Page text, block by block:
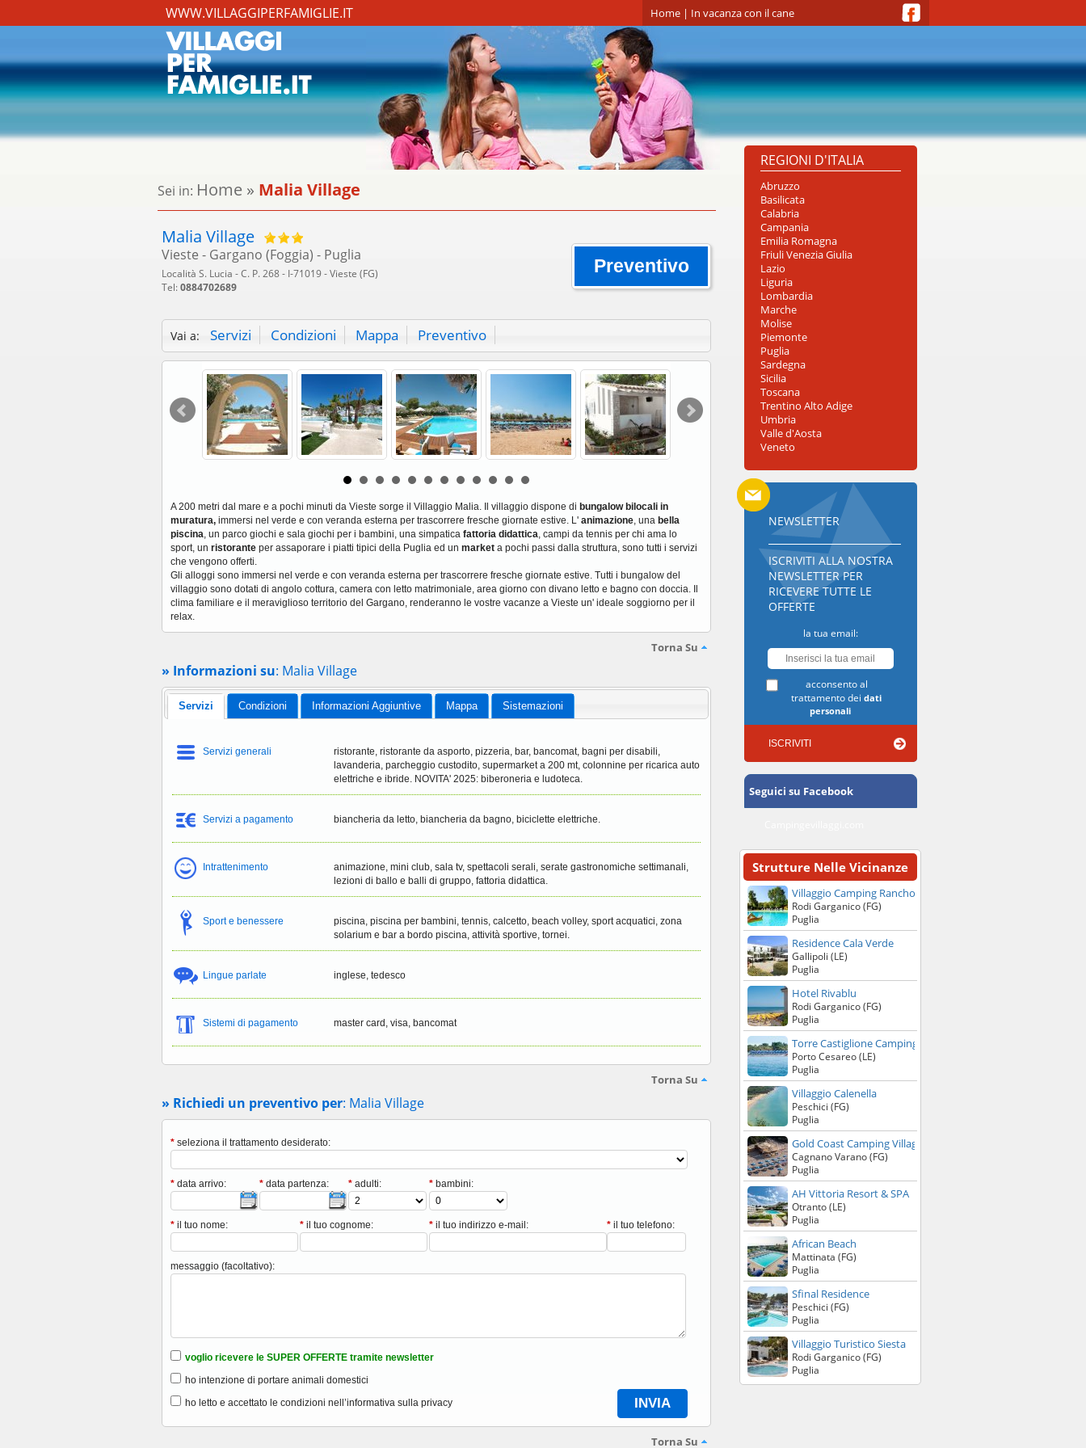
WWW.VILLAGGIPERFAMIGLIE.IT Home| In vacanza con il cane
Sei in: Home» Malia Village
Malia Village
Vieste - Gargano (Foggia) - Puglia
Località S. Lucia - C. P. 268 - I-71019 - Vieste (FG)
Tel:0884702689
Preventivo
Vai a: Servizi Condizioni Mappa Preventivo
A 200 metri dal mare e a pochi minuti da Vieste sorge il Villaggio Malia. Il villaggio dispone di bungalow bilocali in
muratura, immersi nel verde e con veranda esterna per trascorrere fresche giornate estive. L' animazione, una bella
piscina, un parco giochi e sala giochi per i bambini, una simpatica fattoria didattica, campi da tennis per chi ama lo
sport, un ristorante per assaporare i piatti tipici della Puglia ed un market a pochi passi dalla struttura, sono tutti i servizi
che vengono offerti.
Gli alloggi sono immersi nel verde e con veranda esterna per trascorrere fresche giornate estive. Tutti i bungalow del
villaggio sono dotati di angolo cottura, camera con letto matrimoniale, area giorno con divano letto e bagno con doccia. Il
clima familiare e il meraviglioso territorio del Gargano, renderanno le vostre vacanze a Vieste un' ideale soggiorno per il
relax.
Torna Su
» Informazioni su: Malia Village
Servizi Condizioni Informazioni Aggiuntive Mappa Sistemazioni
Servizi generali
ristorante, ristorante da asporto, pizzeria, bar, bancomat, bagni per disabili,
lavanderia, parcheggio custodito, supermarket a 200 mt, colonnine per ricarica auto
elettriche e ibride. NOVITA' 2025: biberoneria e ludoteca.
Servizi a pagamento biancheria da letto, biancheria da bagno, biciclette elettriche.
Intrattenimento
animazione, mini club, sala tv, spettacoli serali, serate gastronomiche settimanali,
lezioni di ballo e balli di gruppo, fattoria didattica.
Sport e benessere
piscina, piscina per bambini, tennis, calcetto, beach volley, sport acquatici, zona
solarium e bar a bordo piscina, attività sportive, tornei.
Lingue parlate inglese, tedesco
Sistemi di pagamento master card, visa, bancomat
Torna Su
» Richiedi un preventivo per: Malia Village
* seleziona il trattamento desiderato:
* data arrivo: * data partenza: * adulti: * bambini:
* il tuo nome: * il tuo cognome: * il tuo indirizzo e-mail: * il tuo telefono:
messaggio (facoltativo):
voglio ricevere le SUPER OFFERTE tramite newsletter
ho intenzione di portare animali domestici
ho letto e accettato le condizioni nell’informativa sulla privacy
Torna Su
REGIONI D'ITALIA
Abruzzo
Basilicata
Calabria
Campania
Emilia Romagna
Friuli Venezia Giulia
Lazio
Liguria
Lombardia
Marche
Molise
Piemonte
Puglia
Sardegna
Sicilia
Toscana
Trentino Alto Adige
Umbria
Valle d'Aosta
Veneto
NEWSLETTER
ISCRIVITI ALLA NOSTRA
NEWSLETTER PER
RICEVERE TUTTE LE
OFFERTE
la tua email:
acconsento al
trattamento dei dati
personali
Seguici su Facebook
Strutture Nelle Vicinanze
Villaggio Camping Rancho
Rodi Garganico (FG)
Puglia
Residence Cala Verde
Gallipoli (LE)
Puglia
Hotel Rivablu
Rodi Garganico (FG)
Puglia
Torre Castiglione Camping Village
Porto Cesareo (LE)
Puglia
Villaggio Calenella
Peschici (FG)
Puglia
Gold Coast Camping Village
Cagnano Varano (FG)
Puglia
AH Vittoria Resort & SPA
Otranto (LE)
Puglia
African Beach
Mattinata (FG)
Puglia
Sfinal Residence
Peschici (FG)
Puglia
Villaggio Turistico Siesta
Rodi Garganico (FG)
Puglia